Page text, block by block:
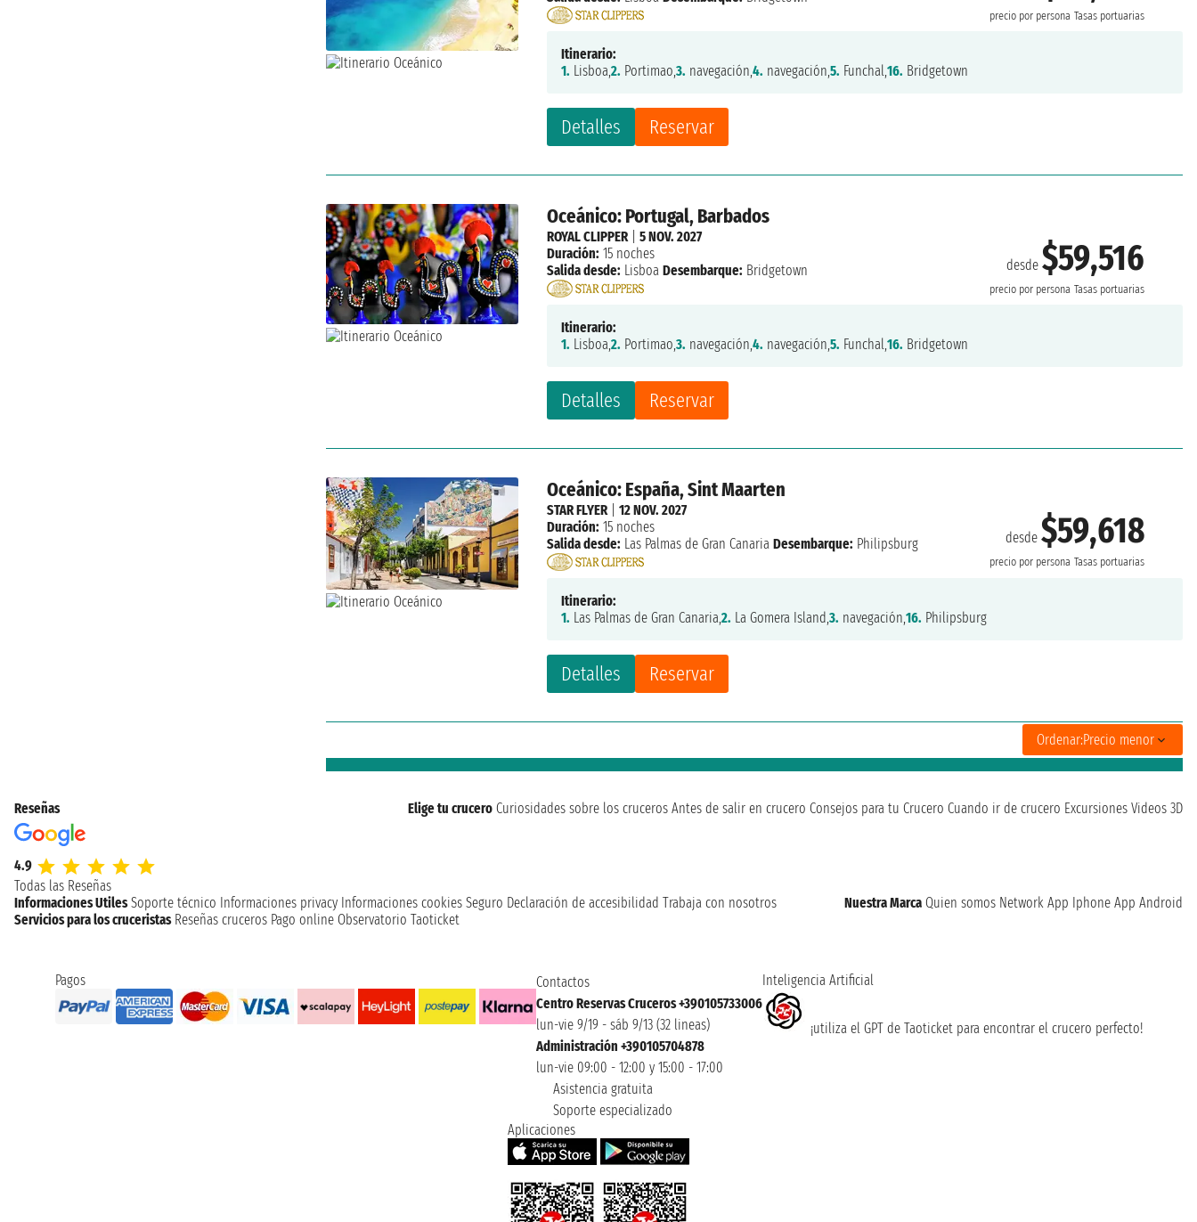
precio por persona Tasas portuarias
Detalles Reservar
Itinerario:
1. Lisboa,2. Portimao,3. navegación,4. navegación,5. Funchal,16. Bridgetown
Oceánico: Portugal, Barbados
desde$59,516
precio por persona Tasas portuarias
Detalles Reservar
ROYAL CLIPPER|5 NOV. 2027
Duración: 15 noches
Salida desde: Lisboa Desembarque: Bridgetown
Itinerario:
1. Lisboa,2. Portimao,3. navegación,4. navegación,5. Funchal,16. Bridgetown
Oceánico: España, Sint Maarten
desde$59,618
precio por persona Tasas portuarias
Detalles Reservar
STAR FLYER|12 NOV. 2027
Duración: 15 noches
Salida desde: Las Palmas de Gran Canaria Desembarque: Philipsburg
Itinerario:
1. Las Palmas de Gran Canaria,2. La Gomera Island,3. navegación,16. Philipsburg
Ordenar:Precio menor
Reseñas
4.9
Todas las Reseñas
Elige tu crucero Curiosidades sobre los cruceros Antes de salir en crucero Consejos para tu Crucero Cuando ir de crucero Excursiones Videos 3D
Informaciones Utiles Soporte técnico Informaciones privacy Informaciones cookies Seguro Declaración de accesibilidad Trabaja con nosotros Nuestra Marca Quien somos Network App Iphone App Android
Servicios para los cruceristas Reseñas cruceros Pago online Observatorio Taoticket
Pagos
Contactos
Centro Reservas Cruceros +390105733006
lun-vie 9/19 - sáb 9/13 (32 lineas)
Administración +390105704878
lun-vie 09:00 - 12:00 y 15:00 - 17:00
Asistencia gratuita
Soporte especializado
Inteligencia Artificial
¡utiliza el GPT de Taoticket para encontrar el crucero perfecto!
Aplicaciones